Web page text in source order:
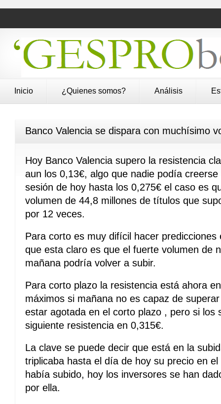
Inicio ¿Quienes somos? Análisis
Banco Valencia se dispara con muchísimo
Hoy Banco Valencia supero la resistencia
aun los 0,13€, algo que nadie podía
sesión de hoy hasta los 0,275€ el caso es
volumen de 44,8 millones de títulos que
por 12 veces.
Para corto es muy difícil hacer
que esta claro es que el fuerte volumen de
mañana podría volver a subir.
Para corto plazo la resistencia está ahora
máximos si mañana no es capaz de
estar agotada en el corto plazo , pero si los
siguiente resistencia en 0,315€.
La clave se puede decir que está en la
triplicaba hasta el día de hoy su precio en
había subido, hoy los inversores se han
por ella.